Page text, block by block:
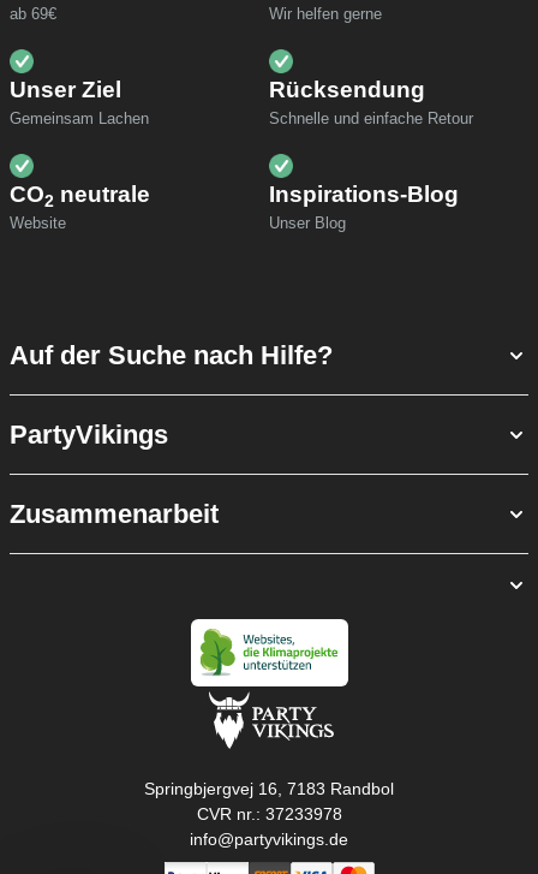
ab 69€ Wir helfen gerne
Unser Ziel
Gemeinsam Lachen
Rücksendung
Schnelle und einfache Retour
CO2 neutrale
Website
Inspirations-Blog
Unser Blog
Auf der Suche nach Hilfe?
PartyVikings
Zusammenarbeit
Springbjergvej 16, 7183 Randbol
CVR nr.: 37233978
info@partyvikings.de